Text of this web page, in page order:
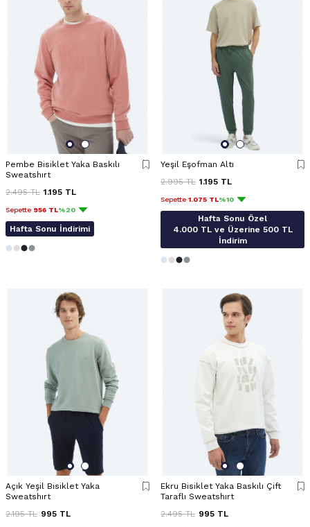
Pembe Bisiklet Yaka Baskılı
Sweatshırt
2.495TL 1.195 TL
Sepette 956 TL%20
Hafta Sonu İndirimi
Yeşil Eşofman Altı
2.995TL 1.195 TL
Sepette 1.075 TL%10
Hafta Sonu Özel
4.000 TL ve Üzerine 500 TL
İndirim
Açık Yeşil Bisiklet Yaka
Sweatshırt
2.195TL 995 TL
Ekru Bisiklet Yaka Baskılı Çift
Taraflı Sweatshırt
2.495TL 995 TL